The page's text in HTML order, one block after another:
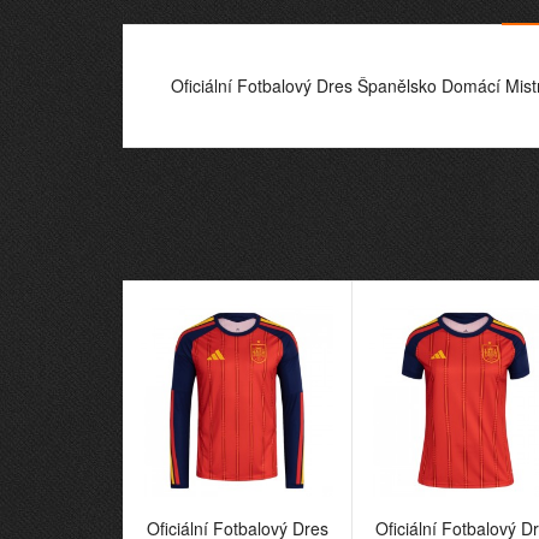
Oficiální Fotbalový Dres Španělsko Domácí
Oficiální Fotbalový Dres Oficiální Fotbalový